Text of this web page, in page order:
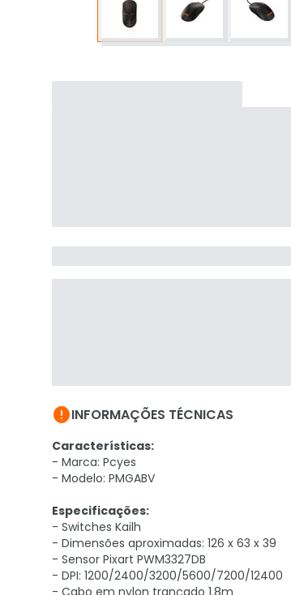
INFORMAÇÕES TÉCNICAS
Características:
- Marca: Pcyes
- Modelo: PMGABV
Especificações:
- Switches Kailh
- Dimensões aproximadas: 126 x 63 x 39
- Sensor Pixart PWM3327DB
- DPI: 1200/2400/3200/5600/7200/12400
- Cabo em nylon trançado 1.8m